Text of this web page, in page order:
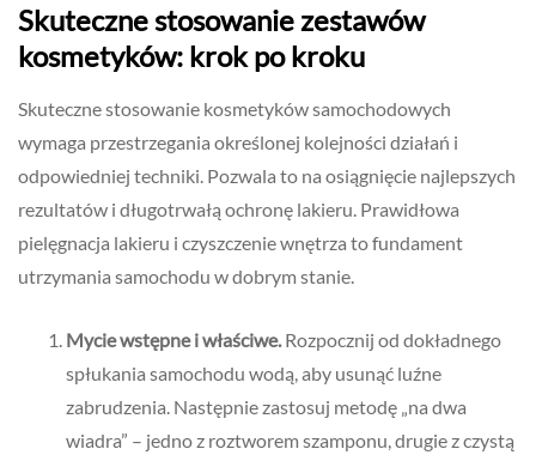
Skuteczne stosowanie zestawów
kosmetyków: krok po kroku
Skuteczne stosowanie kosmetyków samochodowych
wymaga przestrzegania określonej kolejności działań i
odpowiedniej techniki. Pozwala to na osiągnięcie najlepszych
rezultatów i długotrwałą ochronę lakieru. Prawidłowa
pielęgnacja lakieru i czyszczenie wnętrza to fundament
utrzymania samochodu w dobrym stanie.
Mycie wstępne i właściwe. Rozpocznij od dokładnego
spłukania samochodu wodą, aby usunąć luźne
zabrudzenia. Następnie zastosuj metodę „na dwa
wiadra” – jedno z roztworem szamponu, drugie z czystą